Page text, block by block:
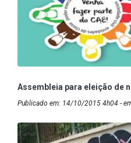
Assembleia para eleição de
Publicado em: 14/10/2015 4h04 -